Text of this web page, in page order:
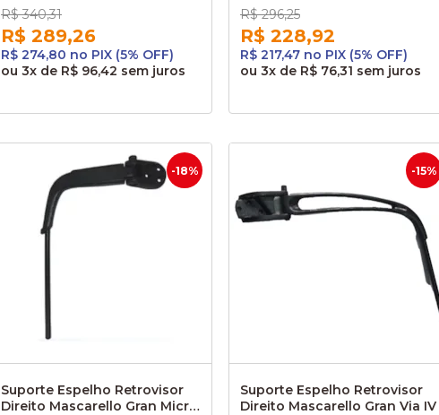
R$ 340,31
R$ 289,26
R$ 274,80 no PIX (5% OFF)
ou 3x de R$ 96,42 sem juros
R$ 296,25
R$ 228,92
R$ 217,47 no PIX (5% OFF)
ou 3x de R$ 76,31 sem juros
-18%
Suporte Espelho Retrovisor
Direito Mascarello Gran Micro
-15%
Suporte Espelho Retrovisor
Direito Mascarello Gran Via IV